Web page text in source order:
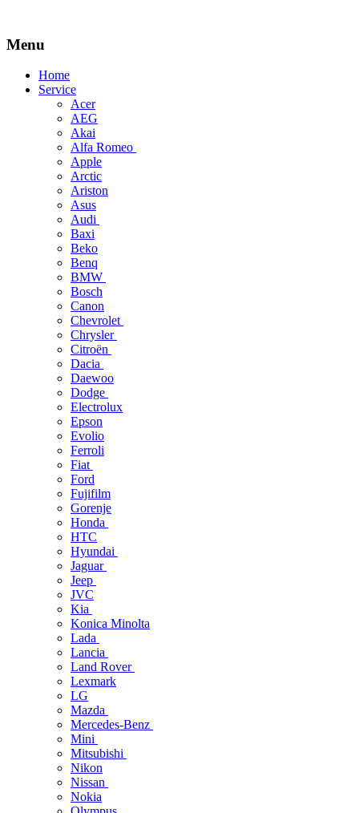
Menu
Skip
Home
Service
Acer
AEG
Akai
Alfa Romeo
Apple
Arctic
Ariston
Asus
Audi
Baxi
Beko
Benq
BMW
Bosch
Canon
Chevrolet
Chrysler
Citroën
Dacia
Daewoo
Dodge
Electrolux
Epson
Evolio
Ferroli
Fiat
Ford
Fujifilm
Gorenje
Honda
HTC
Hyundai
Jaguar
Jeep
JVC
Kia
Konica Minolta
Lada
Lancia
Land Rover
Lexmark
LG
Mazda
Mercedes-Benz
Mini
Mitsubishi
Nikon
Nissan
Nokia